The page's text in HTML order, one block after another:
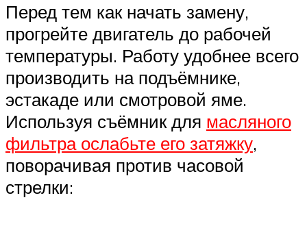
Перед тем как начать замену,
прогрейте двигатель до рабочей
температуры. Работу удобнее всего
производить на подъёмнике,
эстакаде или смотровой яме.
Используя съёмник для масляного
фильтра ослабьте его затяжку,
поворачивая против часовой
стрелки: